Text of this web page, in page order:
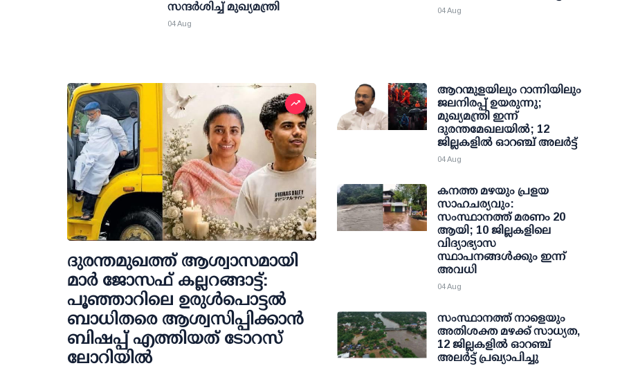
സന്ദര്‍ശിച്ച് മുഖ്യമന്ത്രി
04 Aug
04 Aug
ദുരന്തമുഖത്ത് ആശ്വാസമായി
മാര്‍ ജോസഫ് കല്ലറങ്ങാട്ട്:
പൂഞ്ഞാറിലെ ഉരുള്‍പൊട്ടല്‍
ബാധിതരെ ആശ്വസിപ്പിക്കാന്‍
ബിഷപ്പ് എത്തിയത് ടോറസ്
ലോറിയില്‍
ആറന്മുളയിലും റാന്നിയിലും
ജലനിരപ്പ് ഉയരുന്നു;
മുഖ്യമന്ത്രി ഇന്ന്
ദുരന്തമേഖലയില്‍; 12
ജില്ലകളില്‍ ഓറഞ്ച് അലര്‍ട്ട്
04 Aug
കനത്ത മഴയും പ്രളയ
സാഹചര്യവും:
സംസ്ഥാനത്ത് മരണം 20
ആയി; 10 ജില്ലകളിലെ
വിദ്യാഭ്യാസ
സ്ഥാപനങ്ങള്‍ക്കും ഇന്ന്
അവധി
04 Aug
സംസ്ഥാനത്ത് നാളെയും
അതിശക്ത മഴക്ക് സാധ്യത,
12 ജില്ലകളിൽ ഓറഞ്ച്
അലർട്ട് പ്രഖ്യാപിച്ചു